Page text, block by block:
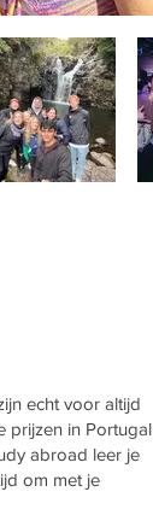
echt voor altijd
prijzen in Portugal
abroad leer je
om met je